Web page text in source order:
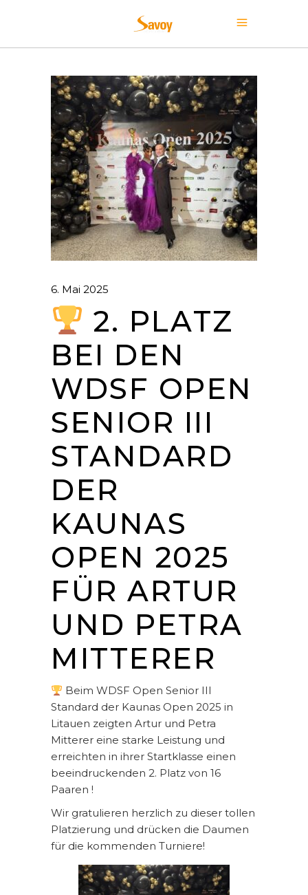
6. Mai 2025
2. PLATZ
BEI DEN
WDSF OPEN
SENIOR III
STANDARD
DER
KAUNAS
OPEN 2025
FÜR ARTUR
UND PETRA
MITTERER
Beim WDSF Open Senior III
Standard der Kaunas Open 2025 in
Litauen zeigten Artur und Petra
Mitterer eine starke Leistung und
erreichten in ihrer Startklasse einen
beeindruckenden 2. Platz von 16
Paaren !
Wir gratulieren herzlich zu dieser tollen
Platzierung und drücken die Daumen
für die kommenden Turniere!